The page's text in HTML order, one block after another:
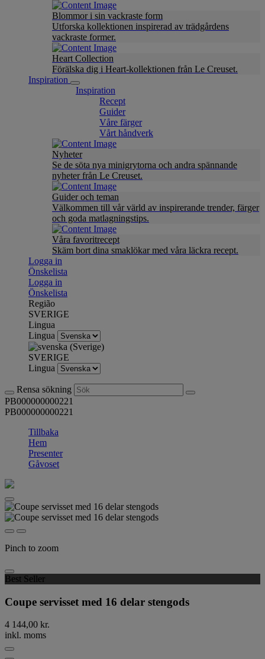
Blommor i sin vackraste form
Utforska kollektionen inspirerad av trädgårdens
vackraste former.
Heart Collection
Förälska dig i Heart-kollektionen från Le Creuset.
Inspiration
Inspiration
Recept
Guider
Våre färger
Vårt håndverk
Nyheter
Se de söta nya minigrytorna och andra spännande
nyheter från Le Creuset.
Guider och teman
Välkommen till vår värld av inspirerande trender, färger
och goda matlagningstips.
Våra favoritrecept
Skäm bort dina smaklökar med våra läckra recept.
Logga in
Önskelista
Logga in
Önskelista
Região
SVERIGE
Lingua
Lingua
SVERIGE
Lingua
Rensa sökning
PB000000000221
PB000000000221
Tillbaka
Hem
Presenter
Gåvoset
Pinch to zoom
Best Seller
Coupe servisset med 16 delar stengods
4 144,00 kr.
inkl. moms